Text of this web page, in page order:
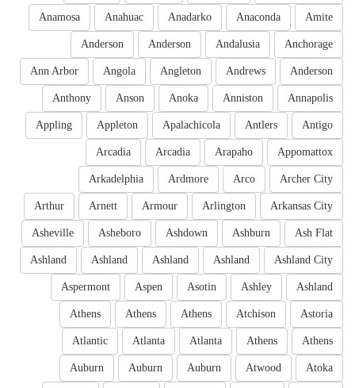
Amite
Anaconda
Anadarko
Anahuac
Anamosa
Anchorage
Andalusia
Anderson
Anderson
Anderson
Andrews
Angleton
Angola
Ann Arbor
Annapolis
Anniston
Anoka
Anson
Anthony
Antigo
Antlers
Apalachicola
Appleton
Appling
Appomattox
Arapaho
Arcadia
Arcadia
Archer City
Arco
Ardmore
Arkadelphia
Arkansas City
Arlington
Armour
Arnett
Arthur
Ash Flat
Ashburn
Ashdown
Asheboro
Asheville
Ashland City
Ashland
Ashland
Ashland
Ashland
Ashland
Ashley
Asotin
Aspen
Aspermont
Astoria
Atchison
Athens
Athens
Athens
Athens
Athens
Atlanta
Atlanta
Atlantic
Atoka
Atwood
Auburn
Auburn
Auburn